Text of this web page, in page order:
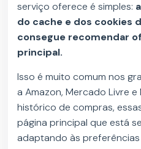
serviço oferece é simples:
do cache e dos cookies
consegue recomendar
principal.
Isso é muito comum nos
a Amazon, Mercado Livre
histórico de compras,
página principal que está
adaptando às